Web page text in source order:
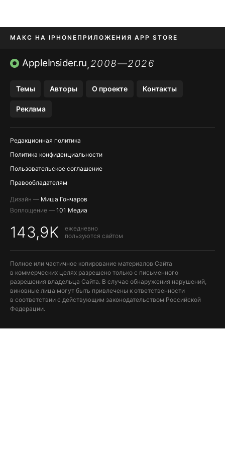
МАКС НА IPHONE ПРИЛОЖЕНИЯ APP STORE
TIKTOK НА IPHONEПРИЛОЖЕНИЯ БЕЗ APP STORE
AppleInsider.ru,2008—2026
Темы Авторы О проекте Контакты
Реклама
Редакционная политика
Политика конфиденциальности
Пользовательское соглашение
Правообладателям
Дизайн — Миша Гончаров
Воплощение — 101 Медиа
143,9K
ежедневно
пользуются сайтом
Полное или частичное копирование материалов Сайта
в коммерческих целях разрешено только с письменного
разрешения владельца Сайта. В случае обнаружения нарушений,
виновные лица могут быть привлечены к ответственности
в соответствии с действующим законодательством Российской
Федерации.